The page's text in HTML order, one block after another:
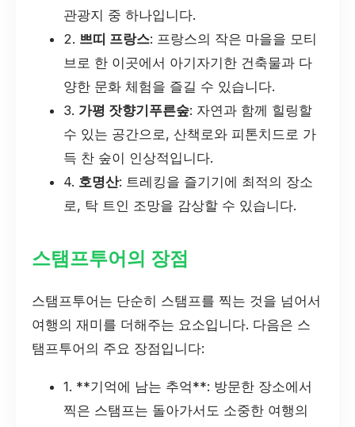
관광지 중 하나입니다.
2. 쁘띠 프랑스: 프랑스의 작은 마을을 모티
브로 한 이곳에서 아기자기한 건축물과 다
양한 문화 체험을 즐길 수 있습니다.
3. 가평 잣향기푸른숲: 자연과 함께 힐링할
수 있는 공간으로, 산책로와 피톤치드로 가
득 찬 숲이 인상적입니다.
4. 호명산: 트레킹을 즐기기에 최적의 장소
로, 탁 트인 조망을 감상할 수 있습니다.
스탬프투어의 장점
스탬프투어는 단순히 스탬프를 찍는 것을 넘어서
여행의 재미를 더해주는 요소입니다. 다음은 스
탬프투어의 주요 장점입니다:
1. **기억에 남는 추억**: 방문한 장소에서
찍은 스탬프는 돌아가서도 소중한 여행의